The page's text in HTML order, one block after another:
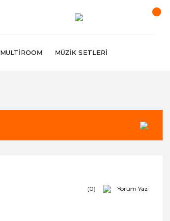
MULTIROOM MÜZIK SETLERI
(0) Yorum Yaz